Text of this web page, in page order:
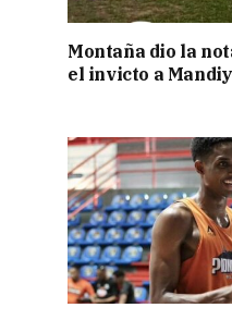
Montaña dio la
el invicto a